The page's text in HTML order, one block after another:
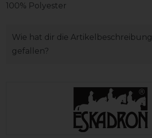
100% Polyester
Wie hat dir die Artikelbeschreibung
gefallen?